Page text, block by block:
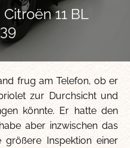
11 BL
frug am Telefon, ob er
zur Durchsicht und
könnte. Er hatte den
aber inzwischen das
Inspektion einer